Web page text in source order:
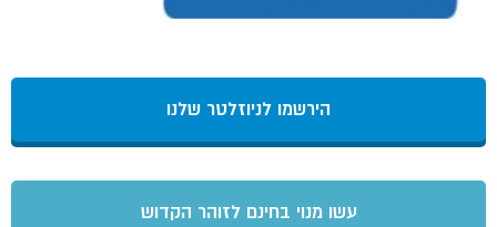
הירשמו לניוזלטר שלנו
עשו מנוי בחינם לזוהר הקדוש